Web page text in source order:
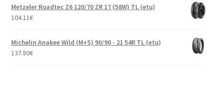
Metzeler Roadtec Z6 120/70 ZR 17 (58W) TL (etu)
104.11€
Michelin Anakee Wild (M+S) 90/90 - 21 54R TL (etu)
137.80€